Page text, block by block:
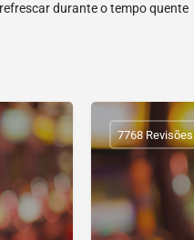
durante o tempo quente
7768 Revisões